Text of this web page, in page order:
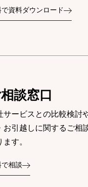
で資料ダウンロード
談窓口
サービスとの比較検討
お引越しに関するご相
ます。
で相談